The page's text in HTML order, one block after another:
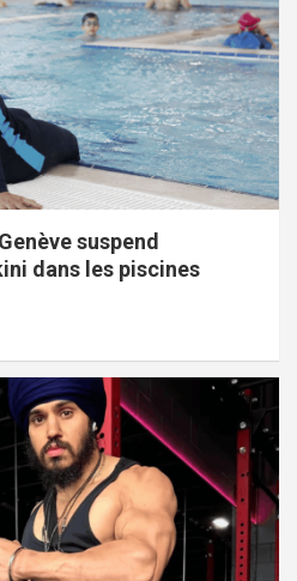
suspend
dans les piscines